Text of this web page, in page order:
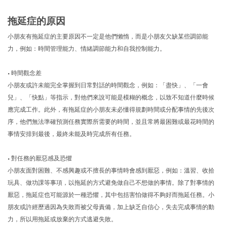
拖延症的原因
小朋友有拖延症的主要原因不一定是他們懶惰，而是小朋友欠缺某些調節能
力，例如：時間管理能力、情緒調節能力和自我控制能力。
•時間觀念差
小朋友或許未能完全掌握到日常對話的時間觀念，例如：「盡快」、「一會
兒」、「快點」等指示，對他們來說可能是模糊的概念，以致不知道什麼時候
應完成工作。此外，有拖延症的小朋友未必懂得規劃時間或分配事情的先後次
序，他們無法準確預測任務實際所需要的時間，並且常將最困難或最花時間的
事情安排到最後，最終未能及時完成所有任務。
•對任務的厭惡感及恐懼
小朋友面對困難、不感興趣或不擅長的事情時會感到厭惡，例如：溫習、收拾
玩具、做功課等事項，以拖延的方式避免做自己不想做的事情。除了對事情的
厭惡，拖延症也可能源於一種恐懼，其中包括害怕做得不夠好而拖延任務。小
朋友或許經歷過因為失敗而被父母責備，加上缺乏自信心，失去完成事情的動
力，所以用拖延或放棄的方式逃避失敗。